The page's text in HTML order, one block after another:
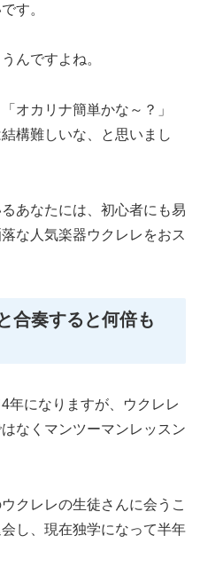
す。
んですよね。
オカリナ簡単かな～？」
構難しいな、と思いまし
あなたには、初心者にも易
な人気楽器ウクレレをおス
合奏すると何倍も
年になりますが、ウクレレ
なくマンツーマンレッスン
クレレの生徒さんに会うこ
し、現在独学になって半年